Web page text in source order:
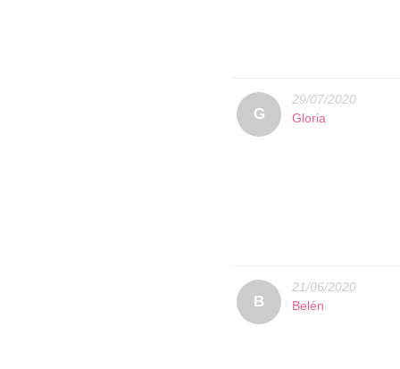
G
29/07/2020
Gloria
B
21/06/2020
Belén